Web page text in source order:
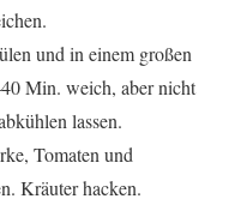
und in einem großen
Min. weich, aber nicht
lassen.
Tomaten und
Kräuter hacken.